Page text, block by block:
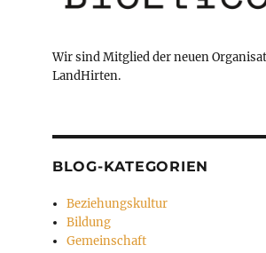
Wir sind Mitglied der neuen
LandHirten.
BLOG-KATEGORIEN
Beziehungskultur
Bildung
Gemeinschaft